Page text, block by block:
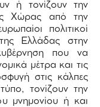
ή τονίζουν την
Χώρας από την
πολιτικοί
Ελλάδας στην
που να
μέτρα και τις
στις κάλπες
τονίζουν την
μνημονίου ή και